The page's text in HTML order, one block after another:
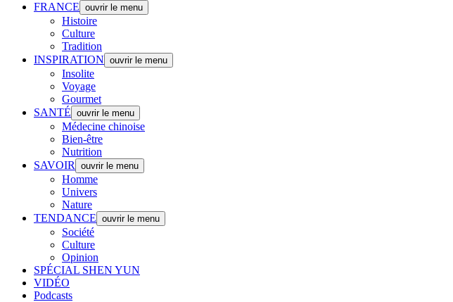
FRANCE ouvrir le menu
Histoire
Culture
Tradition
INSPIRATION ouvrir le menu
Insolite
Voyage
Gourmet
SANTÉ ouvrir le menu
Médecine chinoise
Bien-être
Nutrition
SAVOIR
ouvrir le menu
Homme
Univers
Nature
TENDANCE ouvrir le menu
Société
Culture
Opinion
SPÉCIAL SHEN YUN
VIDÉO
Podcasts